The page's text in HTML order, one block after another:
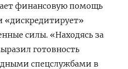
финансовую помощь
«дискредитирует»
силы. «Находясь за
готовность
спецслужбами в